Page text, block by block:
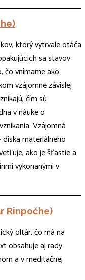
ktorý vytrvale otáča
sa stavov
čo vnímame ako
vzájomne závislej
čím sú
v náuke o
Vzájomná
materiálneho
ako je šťastie a
vykonanými v
Rinpočhe)
oltár, čo má na
obsahuje aj rady
a v meditačnej